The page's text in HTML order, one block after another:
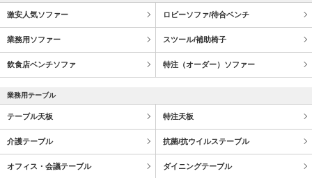
激安人気ソファー ロビーソファ/待合ベンチ
業務用ソファー スツール/補助椅子
飲食店ベンチソファ 特注（オーダー）ソファー
業務用テーブル
テーブル天板 特注天板
介護テーブル 抗菌/抗ウイルステーブル
オフィス・会議テーブル ダイニングテーブル